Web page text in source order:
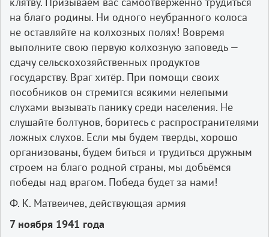
на благо родины. Ни одного неубранного колоса
не оставляйте на колхозных полях! Вовремя
выполните свою первую колхозную заповедь —
сдачу сельскохозяйственных продуктов
государству. Враг хитёр. При помощи своих
пособников он стремится всякими нелепыми
слухами вызывать панику среди населения. Не
слушайте болтунов, боритесь с распространителями
ложных слухов. Если мы будем тверды, хорошо
организованы, будем биться и трудиться дружным
строем на благо родной страны, мы добьёмся
победы над врагом. Победа будет за нами!
Ф. К. Матвеичев, действующая армия
7 ноября 1941 года